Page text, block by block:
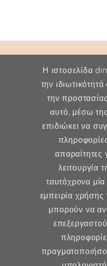
Δήμητρα
MD, MSc, FMH
Μαιευτήρας -
Γυναικολόγος
Μέλος ESHRE, ISA,
Γυναικολογία
Η ιστοσελίδα
την
την
αυτό, μέσω
επιδιώκει να
απαραίτητες
λειτουργία
ταυτόχρονα
εμπειρία
μπορούν να